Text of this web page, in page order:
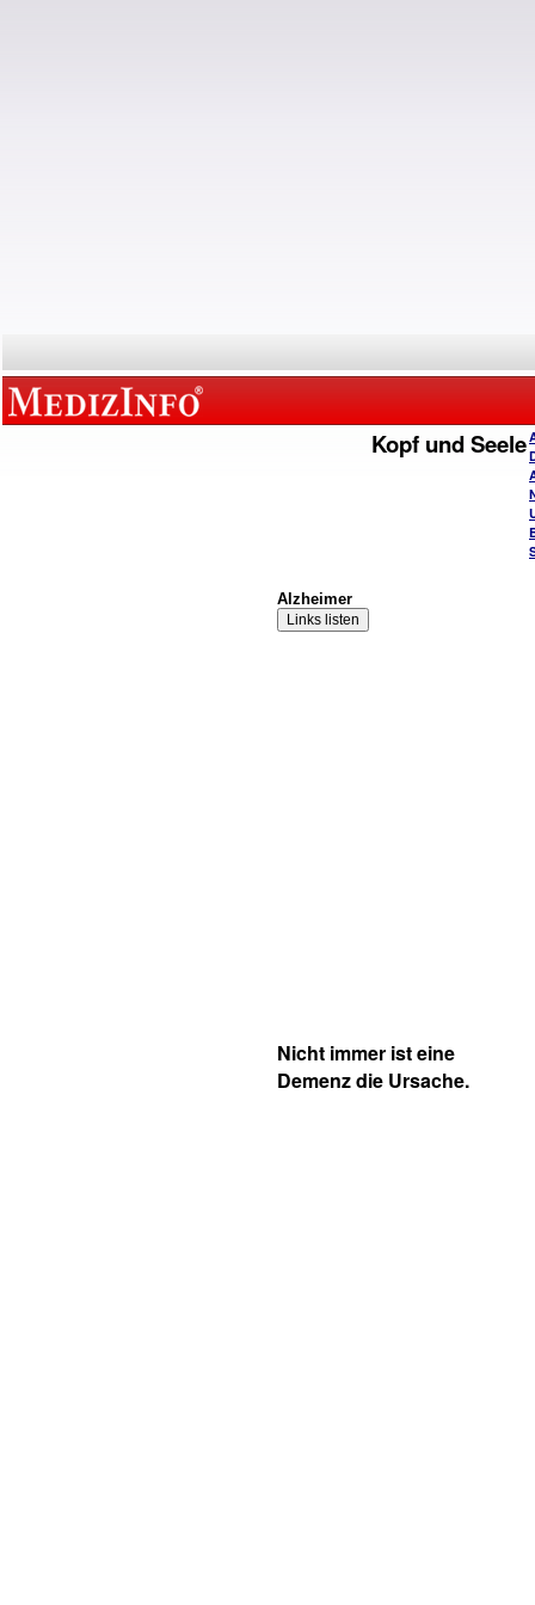
Kopf und Seele
Alzheimer
Nicht immer ist eine
Demenz die Ursache.